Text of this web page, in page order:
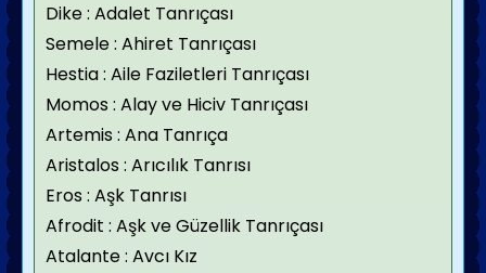
Dike : Adalet Tanrıçası
Semele : Ahiret Tanrıçası
Hestia : Aile Faziletleri Tanrıçası
Momos : Alay ve Hiciv Tanrıçası
Artemis : Ana Tanrıça
Aristalos : Arıcılık Tanrısı
Eros : Aşk Tanrısı
Afrodit : Aşk ve Güzellik Tanrıçası
Atalante : Avcı Kız